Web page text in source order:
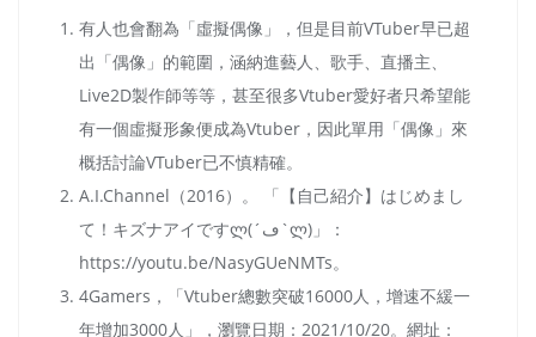
有人也會翻為「虛擬偶像」，但是目前VTuber早已超
出「偶像」的範圍，涵納進藝人、歌手、直播主、
Live2D製作師等等，甚至很多Vtuber愛好者只希望能
有一個虛擬形象便成為Vtuber，因此單用「偶像」來
概括討論VTuber已不慎精確。
A.I.Channel（2016）。 「【自己紹介】はじめまし
て！キズナアイですლ(´ڡ`ლ)」：
https://youtu.be/NasyGUeNMTs。
4Gamers，「Vtuber總數突破16000人，增速不緩一
年增加3000人」，瀏覽日期：2021/10/20。網址：